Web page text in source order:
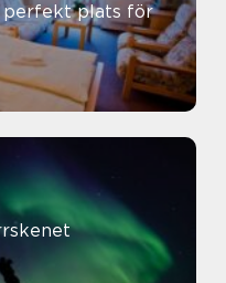
perfekt plats för